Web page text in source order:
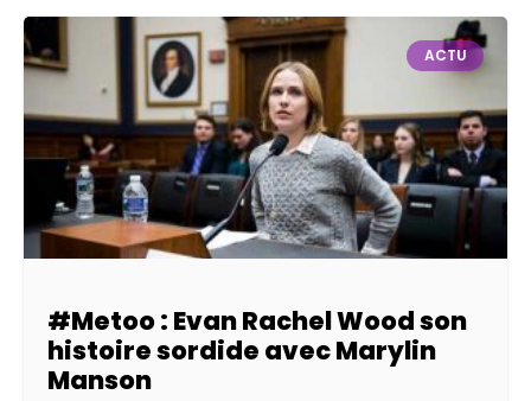
ACTU
#Metoo : Evan Rachel Wood son
histoire sordide avec Marylin
Manson